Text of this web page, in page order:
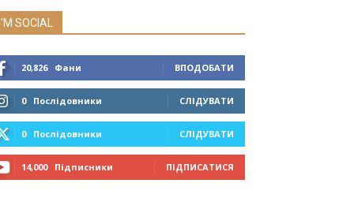
I'M SOCIAL
20,826 Фани ВПОДОБАТИ
0 Послідовники СЛІДУВАТИ
0 Послідовники СЛІДУВАТИ
14,000 Підписники ПІДПИСАТИСЯ